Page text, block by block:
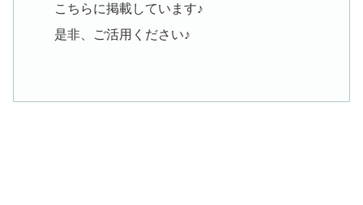
こちらに掲載しています♪
是非、ご活用ください♪